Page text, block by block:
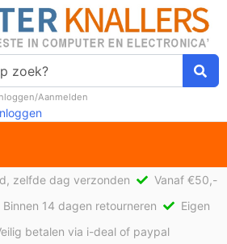
Aanmelden
zelfde dag verzonden
Vanaf €50,-
Binnen 14 dagen retourneren
Eigen
betalen via i-deal of paypal